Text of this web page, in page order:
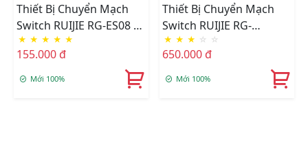
Thiết Bị Chuyển Mạch
Switch RUIJIE RG-ES08 8
Cổng 10/100 BASE-T
★ ★ ★ ★ ★
155.000 đ
Mới 100%
Thiết Bị Chuyển Mạch
Switch RUIJIE RG-
ES208GC 8-Port Gigabit
Smart
★ ★ ★ ☆ ☆
650.000 đ
Mới 100%